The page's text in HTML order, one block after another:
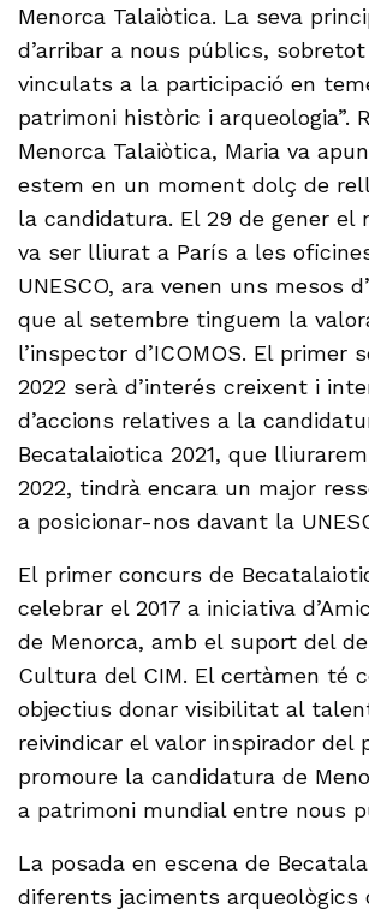
Menorca Talaiòtica. La seva
d’arribar a nous públics, sobretot
vinculats a la participació en
patrimoni històric i arqueologia”.
Menorca Talaiòtica, Maria va
estem en un moment dolç de
la candidatura. El 29 de gener el
va ser lliurat a París a les
UNESCO, ara venen uns mesos
que al setembre tinguem la
l’inspector d’ICOMOS. El primer
2022 serà d’interés creixent i
d’accions relatives a la
Becatalaiotica 2021, que
2022, tindrà encara un major
a posicionar-nos davant la
El primer concurs de
celebrar el 2017 a iniciativa
de Menorca, amb el suport del
Cultura del CIM. El certàmen té
objectius donar visibilitat al
reivindicar el valor inspirador del
promoure la candidatura de
a patrimoni mundial entre nous
La posada en escena de
diferents jaciments arqueològics